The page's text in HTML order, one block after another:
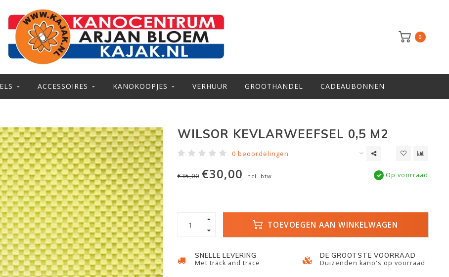
0
ACCESSOIRES KANOKOOPJES VERHUUR GROOTHANDEL CADEAUBONNEN
WILSOR KEVLARWEEFSEL 0,5 M2
0 beoordelingen
€35,00 €30,00 Incl. btw Op voorraad
TOEVOEGEN AAN WINKELWAGEN
SNELLE LEVERING
Met track and trace
DE GROOTSTE VOORRAAD
Duizenden kano's op voorraad